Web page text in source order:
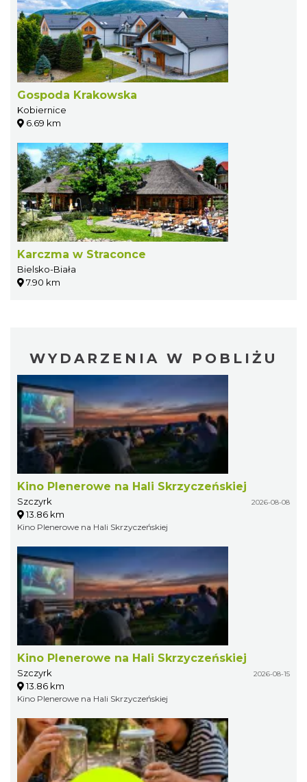
Gospoda Krakowska
Kobiernice
6.69 km
Karczma w Straconce
Bielsko-Biała
7.90 km
WYDARZENIA W POBLIŻU
Kino Plenerowe na Hali Skrzyczeńskiej
Szczyrk 2026-08-08
13.86 km
Kino Plenerowe na Hali Skrzyczeńskiej
Kino Plenerowe na Hali Skrzyczeńskiej
Szczyrk 2026-08-15
13.86 km
Kino Plenerowe na Hali Skrzyczeńskiej